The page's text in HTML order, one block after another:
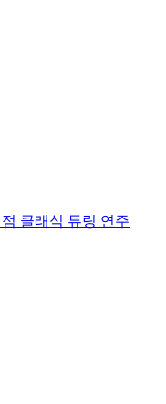
클래식 튜링 연주